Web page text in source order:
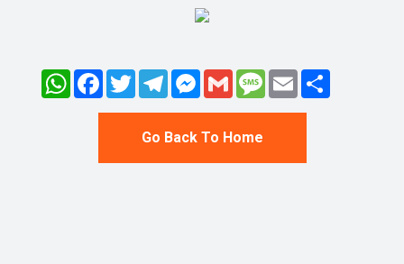
WhatsAppFacebook
TwitterTelegramMessenger
Gmail Message
Email
Go Back To Home